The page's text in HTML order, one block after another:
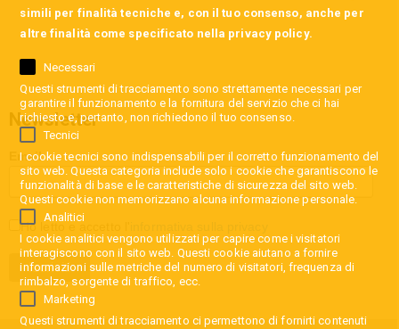
Newsletter
Email
Ho letto e accetto l'
simili per finalità tecniche e, con il tuo consenso, anche per
altre finalità come specificato nella privacy policy.
Necessari
Questi strumenti di tracciamento sono strettamente necessari per
garantire il funzionamento e la fornitura del servizio che ci hai
richiesto e, pertanto, non richiedono il tuo consenso.
Tecnici
I cookie tecnici sono indispensabili per il corretto funzionamento del
sito web. Questa categoria include solo i cookie che garantiscono le
funzionalità di base e le caratteristiche di sicurezza del sito web.
Questi cookie non memorizzano alcuna informazione personale.
Analitici
I cookie analitici vengono utilizzati per capire come i visitatori
interagiscono con il sito web. Questi cookie aiutano a fornire
informazioni sulle metriche del numero di visitatori, frequenza di
rimbalzo, sorgente di traffico, ecc.
Marketing
Questi strumenti di tracciamento ci permettono di fornirti contenuti